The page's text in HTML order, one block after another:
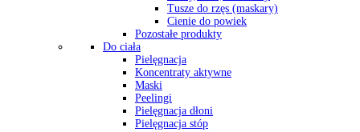
Tusze do rzęs (maskary)
Cienie do powiek
Pozostałe produkty
Do ciała
Pielęgnacja
Koncentraty aktywne
Maski
Peelingi
Pielęgnacja dłoni
Pielęgnacja stóp